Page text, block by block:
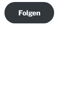
Folgen